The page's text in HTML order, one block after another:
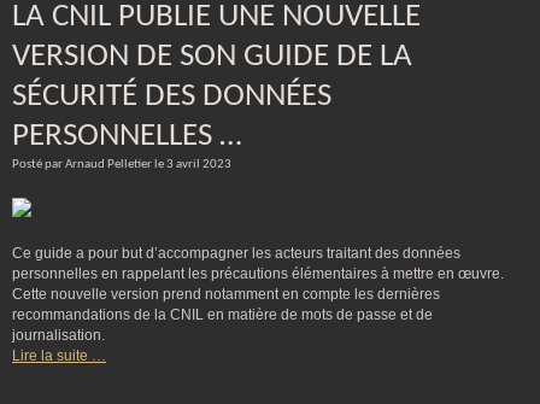
LA CNIL PUBLIE UNE NOUVELLE
VERSION DE SON GUIDE DE LA
SÉCURITÉ DES DONNÉES
PERSONNELLES …
Posté par Arnaud Pelletier le 3 avril 2023
Ce guide a pour but d’accompagner les acteurs traitant des données
personnelles en rappelant les précautions élémentaires à mettre en œuvre.
Cette nouvelle version prend notamment en compte les dernières
recommandations de la CNIL en matière de mots de passe et de
journalisation.
Lire la suite …